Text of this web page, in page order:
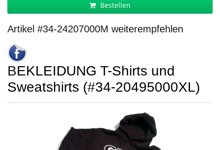
Bestellen
Artikel #34-24207000M weiterempfehlen
BEKLEIDUNG T-Shirts und
Sweatshirts (#34-20495000XL)